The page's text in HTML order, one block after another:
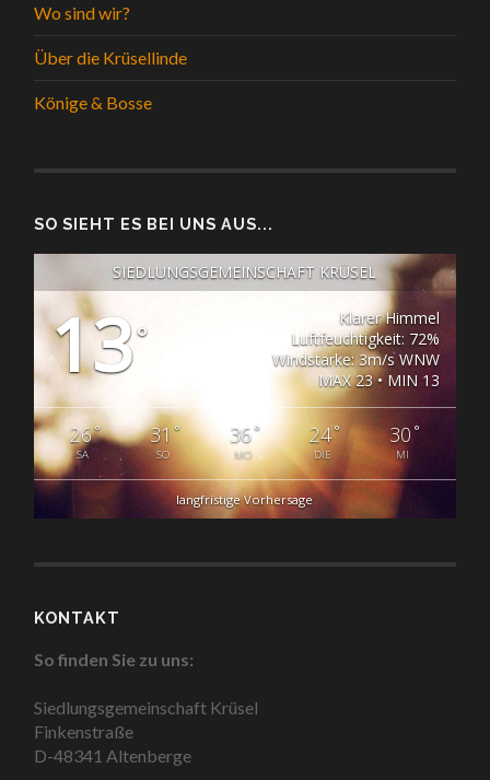
Wo sind wir?
Über die Krüsellinde
Könige & Bosse
SO SIEHT ES BEI UNS AUS...
SIEDLUNGSGEMEINSCHAFT KRÜSEL
13°
Klarer Himmel
Luftfeuchtigkeit: 72%
Windstärke: 3m/s WNW
MAX 23 • MIN 13
26°
SA
31°
SO
36°
MO
24°
DIE
30 °
MI
langfristige Vorhersage
KONTAKT
So finden Sie zu uns:
Siedlungsgemeinschaft Krüsel
Finkenstraße
D-48341 Altenberge